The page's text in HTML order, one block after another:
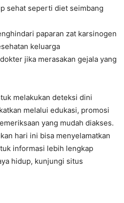
sehat seperti diet seimbang
paparan zat karsinogen
keluarga
jika merasakan gejala yang
melakukan deteksi dini
melalui edukasi, promosi
yang mudah diakses.
hari ini bisa menyelamatkan
informasi lebih lengkap
hidup, kunjungi situs